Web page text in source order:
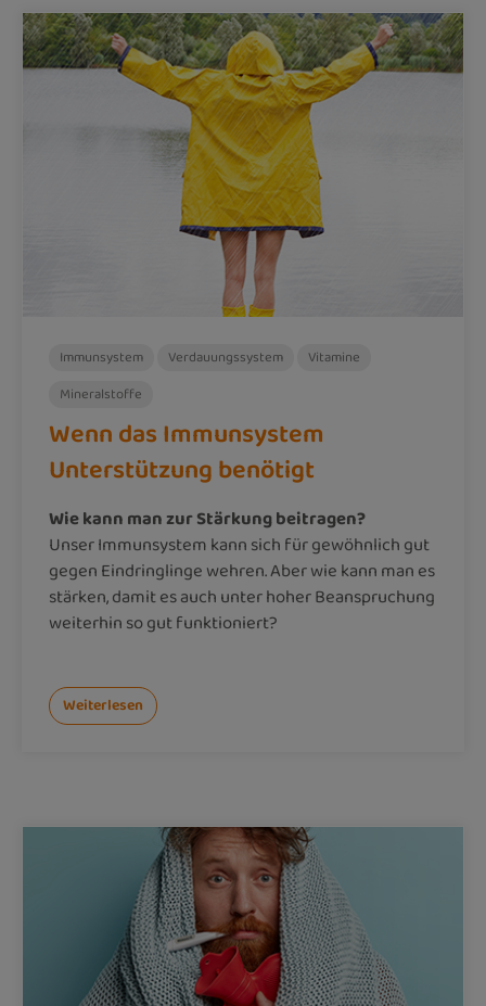
Immunsystem Verdauungssystem
Vitamine
Mineralstoffe
Wenn das Immunsystem
Unterstützung benötigt
Wie kann man zur Stärkung beitragen?
Unser Immunsystem kann sich für gewöhnlich gut
gegen Eindringlinge wehren. Aber wie kann man es
stärken, damit es auch unter hoher Beanspruchung
weiterhin so gut funktioniert?
Weiterlesen